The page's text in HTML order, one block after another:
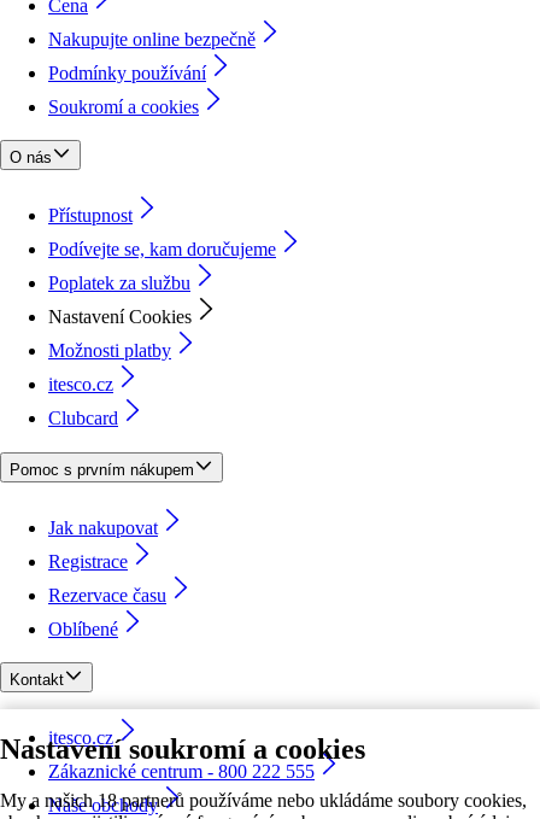
Nastavení soukromí a cookies
My a našich 18 partnerů používáme nebo ukládáme soubory cookies,
Cena
Nakupujte online bezpečně
Podmínky používání
Soukromí a cookies
O nás
Přístupnost
Podívejte se, kam doručujeme
Poplatek za službu
Nastavení Cookies
Možnosti platby
itesco.cz
Clubcard
Pomoc s prvním nákupem
Jak nakupovat
Registrace
Rezervace času
Oblíbené
Kontakt
itesco.cz
Zákaznické centrum - 800 222 555
Naše obchody